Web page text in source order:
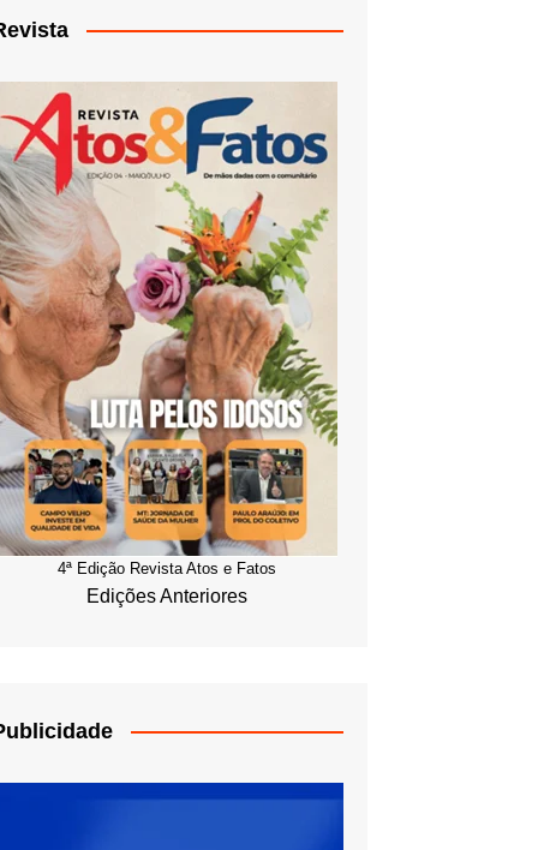
4ª Edição Revista Atos e Fatos
Edições Anteriores